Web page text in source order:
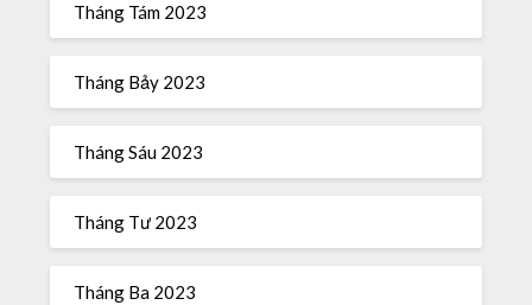
Tháng Tám 2023
Tháng Bảy 2023
Tháng Sáu 2023
Tháng Tư 2023
Tháng Ba 2023